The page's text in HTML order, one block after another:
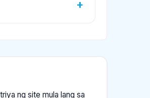
ng site mula lang sa